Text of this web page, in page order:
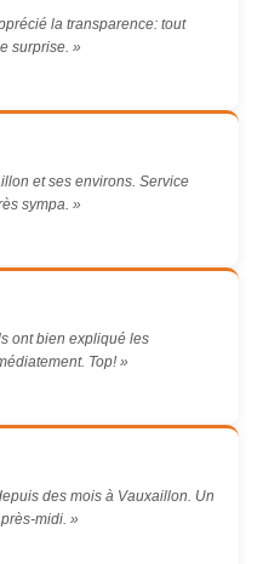
la transparence: tout
surprise. »
et ses environs. Service
sympa. »
ont bien expliqué les
Top! »
des mois à Vauxaillon. Un
midi. »